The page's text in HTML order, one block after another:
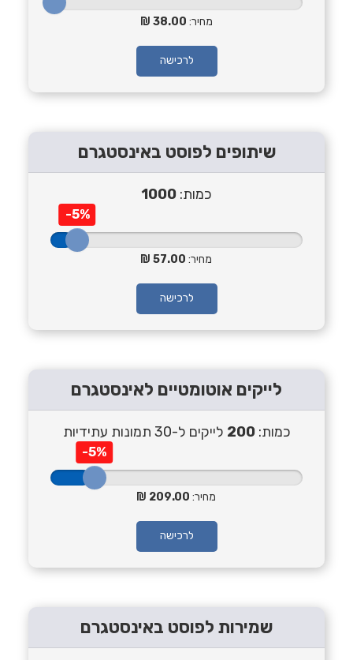
מחיר: 38.00
לרכישה
שיתופים לפוסט באינסטגרם
כמות: 1000
-5%
מחיר: 57.00
לרכישה
לייקים אוטומטיים לאינסטגרם
כמות:200 לייקים ל-30 תמונות עתידיות
-5%
מחיר: 209.00
לרכישה
שמירות לפוסט באינסטגרם